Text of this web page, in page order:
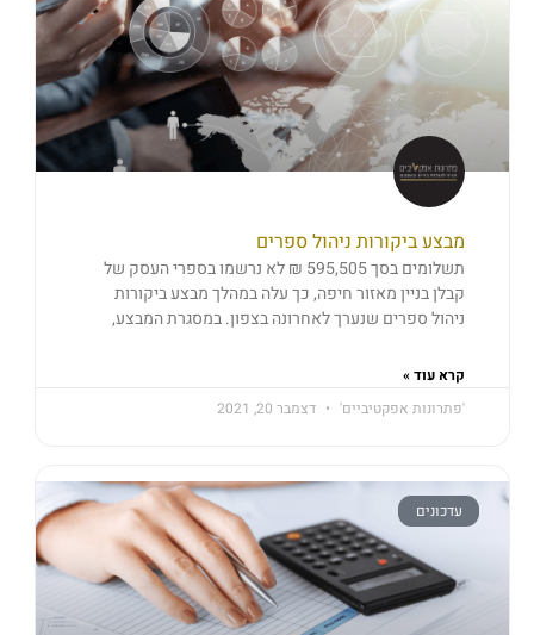
מבצע ביקורות ניהול ספרים
תשלומים בסך 595,505 ₪ לא נרשמו בספרי העסק של
קבלן בניין מאזור חיפה, כך עלה במהלך מבצע ביקורות
ניהול ספרים שנערך לאחרונה בצפון. במסגרת המבצע,
קרא עוד »
'פתרונות אפקטיביים'
דצמבר 20, 2021
עדכונים